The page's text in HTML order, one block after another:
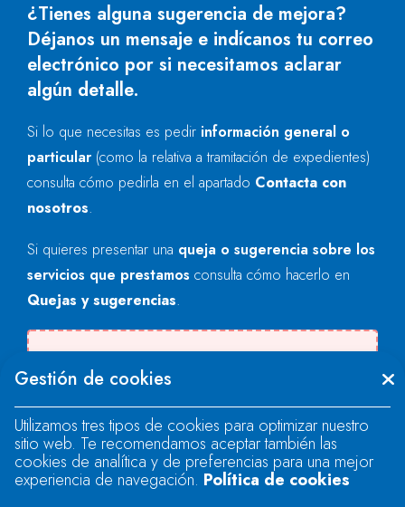
¿Tienes alguna sugerencia de mejora?
Déjanos un mensaje e indícanos tu correo
electrónico por si necesitamos aclarar
algún detalle.
Si lo que necesitas es pedir información general o
particular (como la relativa a tramitación de expedientes)
consulta cómo pedirla en el apartado Contacta con
nosotros.
Si quieres presentar una queja o sugerencia sobre los
servicios que prestamos consulta cómo hacerlo en
Quejas y sugerencias.
"text".
Se produjo un error al cargar el campo
"text".
Gestión de cookies
Utilizamos tres tipos de cookies para optimizar nuestro
sitio web. Te recomendamos aceptar también las
cookies de analítica y de preferencias para una mejor
experiencia de navegación. Política de cookies